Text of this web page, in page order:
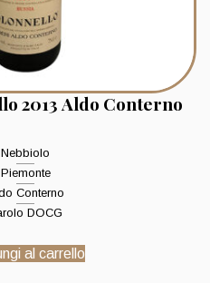
2013 Aldo Conterno
Nebbiolo
Piemonte
Conterno
DOCG
al carrello